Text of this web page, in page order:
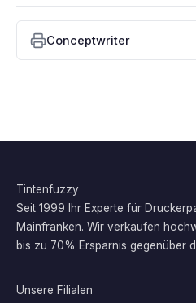
Conceptwriter
Tintenfuzzy
Seit 1999 Ihr Experte für
Mainfranken. Wir verkaufen
bis zu 70% Ersparnis gegenüber
Unsere Filialen